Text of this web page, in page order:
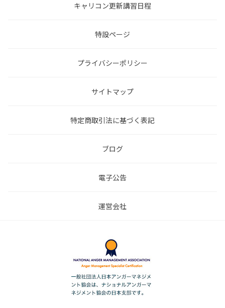
キャリコン更新講習日程
特設ページ
プライバシーポリシー
サイトマップ
特定商取引法に基づく表記
ブログ
電子公告
運営会社